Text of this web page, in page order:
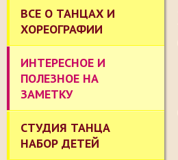
ВСЕ О ТАНЦАХ И
ХОРЕОГРАФИИ
ИНТЕРЕСНОЕ И
ПОЛЕЗНОЕ НА
ЗАМЕТКУ
СТУДИЯ ТАНЦА
НАБОР ДЕТЕЙ